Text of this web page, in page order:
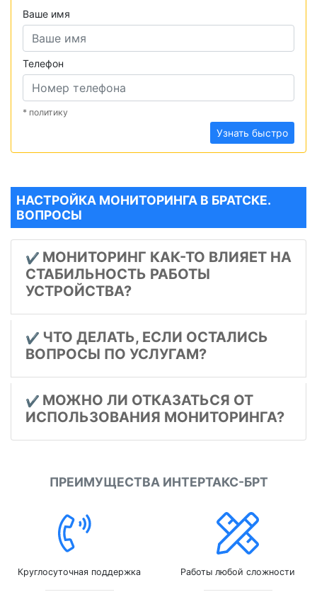
Ваше имя
Телефон
* политику
Узнать быстро
НАСТРОЙКА МОНИТОРИНГА В БРАТСКЕ.
ВОПРОСЫ
✔️ МОНИТОРИНГ КАК-ТО ВЛИЯЕТ НА
СТАБИЛЬНОСТЬ РАБОТЫ
УСТРОЙСТВА?
✔️ ЧТО ДЕЛАТЬ, ЕСЛИ ОСТАЛИСЬ
ВОПРОСЫ ПО УСЛУГАМ?
✔️ МОЖНО ЛИ ОТКАЗАТЬСЯ ОТ
ИСПОЛЬЗОВАНИЯ МОНИТОРИНГА?
ПРЕИМУЩЕСТВА ИНТЕРТАКС-БРТ
Круглосуточная поддержка Работы любой сложности